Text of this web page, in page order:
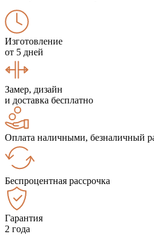
Изготовление
от 5 дней
Замер, дизайн
и доставка бесплатно
Оплата наличными, безналичный
Беспроцентная рассрочка
Гарантия
2 года